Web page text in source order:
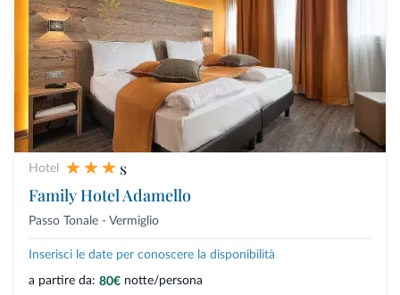
Hotel
s
Family Hotel Adamello
Passo Tonale - Vermiglio
Inserisci le date per conoscere la disponibilità
a partire da: 80€ notte/persona